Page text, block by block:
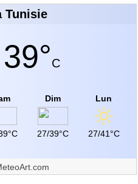
Tunisie
39°C
Dim
27/39°C
Lun
27/41°C